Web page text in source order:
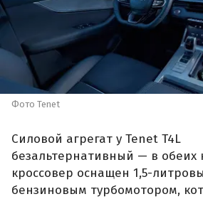
Фото Tenet
Силовой агрегат у Tenet T4L
безальтернативный — в обеих
кроссовер оснащен 1,5-
бензиновым турбомотором,